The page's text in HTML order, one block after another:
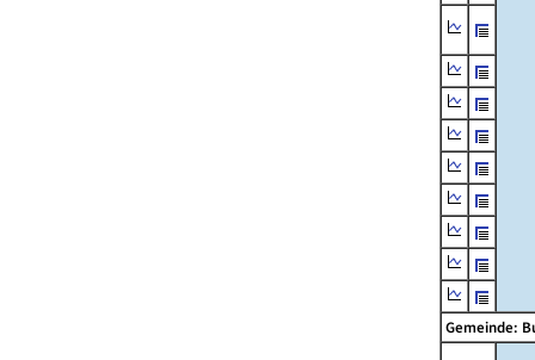
Gemeinde: